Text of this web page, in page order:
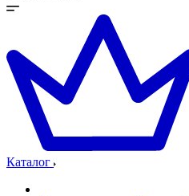
Каталог